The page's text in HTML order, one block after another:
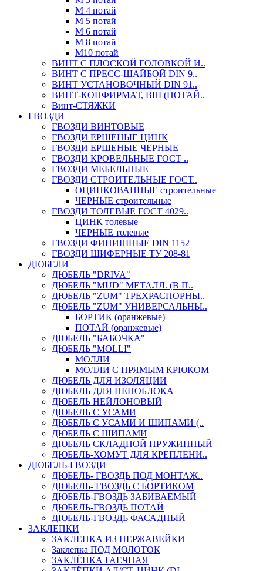
М 4 потай
М 5 потай
М 6 потай
М 8 потай
М10 потай
ВИНТ С ПЛОСКОЙ ГОЛОВКОЙ И..
ВИНТ С ПРЕСС-ШАЙБОЙ DIN 9..
ВИНТ УСТАНОВОЧНЫЙ DIN 91..
ВИНТ-КОНФИРМАТ, ВШ (ПОТАЙ..
Винт-СТЯЖКИ
ГВОЗДИ
ГВОЗДИ ВИНТОВЫЕ
ГВОЗДИ ЕРШЕНЫЕ ЦИНК
ГВОЗДИ ЕРШЕНЫЕ ЧЕРНЫЕ
ГВОЗДИ КРОВЕЛЬНЫЕ ГОСТ ..
ГВОЗДИ МЕБЕЛЬНЫЕ
ГВОЗДИ СТРОИТЕЛЬНЫЕ ГОСТ..
ОЦИНКОВАННЫЕ строительные
ЧЕРНЫЕ строительные
ГВОЗДИ ТОЛЕВЫЕ ГОСТ 4029..
ЦИНК толевые
ЧЕРНЫЕ толевые
ГВОЗДИ ФИНИШНЫЕ DIN 1152
ГВОЗДИ ШИФЕРНЫЕ ТУ 208-81
ДЮБЕЛИ
ДЮБЕЛЬ "DRIVA"
ДЮБЕЛЬ "MUD" МЕТАЛЛ. (В П..
ДЮБЕЛЬ "ZUM" ТРЕХРАСПОРНЫ..
ДЮБЕЛЬ "ZUM" УНИВЕРСАЛЬНЫ..
БОРТИК (оранжевые)
ПОТАЙ (оранжевые)
ДЮБЕЛЬ "БАБОЧКА"
ДЮБЕЛЬ "МOLLI"
МОЛЛИ
МОЛЛИ С ПРЯМЫМ КРЮКОМ
ДЮБЕЛЬ ДЛЯ ИЗОЛЯЦИИ
ДЮБЕЛЬ ДЛЯ ПЕНОБЛОКА
ДЮБЕЛЬ НЕЙЛОНОВЫЙ
ДЮБЕЛЬ С УСАМИ
ДЮБЕЛЬ С УСАМИ И ШИПАМИ (..
ДЮБЕЛЬ С ШИПАМИ
ДЮБЕЛЬ СКЛАДНОЙ ПРУЖИННЫЙ
ДЮБЕЛЬ-ХОМУТ ДЛЯ КРЕПЛЕНИ..
ДЮБЕЛЬ-ГВОЗДИ
ДЮБЕЛЬ- ГВОЗДЬ ПОД МОНТАЖ..
ДЮБЕЛЬ- ГВОЗДЬ С БОРТИКОМ
ДЮБЕЛЬ-ГВОЗДЬ ЗАБИВАЕМЫЙ
ДЮБЕЛЬ-ГВОЗДЬ ПОТАЙ
ДЮБЕЛЬ-ГВОЗДЬ ФАСАДНЫЙ
ЗАКЛЕПКИ
ЗАКЛЕПКА ИЗ НЕРЖАВЕЙКИ
Заклепка ПОД МОЛОТОК
ЗАКЛЁПКА ГАЕЧНАЯ